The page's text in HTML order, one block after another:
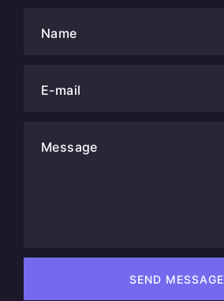
Name
E-mail
Message
SEND MESSAGE